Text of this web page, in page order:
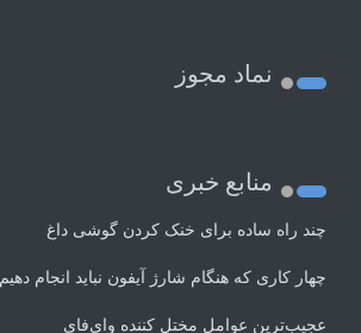
نماد مجوز
منابع خبری
چند راه‌ ساده برای خنک کردن گوشی داغ
چهار کاری که هنگام شارژ آیفون نباید انجام دهیم
عجیب‌ترین عوامل مختل کننده وای‌فای